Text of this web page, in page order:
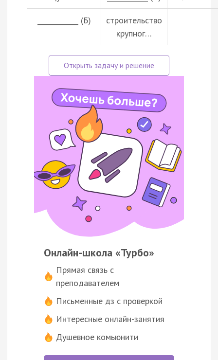
____________ (Б)
строительство
крупног…
Онлайн-школа «Турбо»
Прямая связь с
преподавателем
Письменные дз с проверкой
Интересные онлайн-занятия
Душевное комьюнити